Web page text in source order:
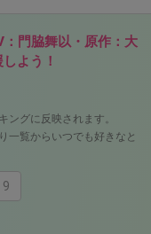
門脇舞以・原作：大
よう！
ングに反映されます。
一覧からいつでも好きなと
9